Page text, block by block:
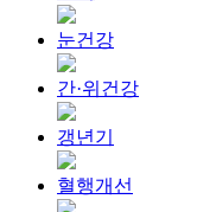
눈건강
간·위건강
갱년기
혈행개선